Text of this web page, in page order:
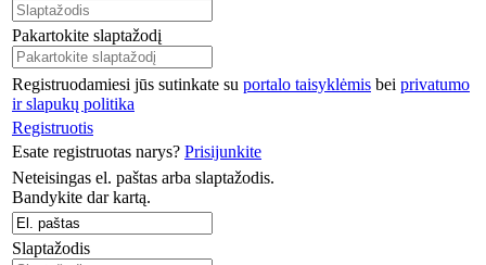
Pakartokite slaptažodį
Registruodamiesi jūs sutinkate su portalo taisyklėmis bei privatumo
ir slapukų politika
Registruotis
Esate registruotas narys? Prisijunkite
Neteisingas el. paštas arba slaptažodis.
Bandykite dar kartą.
Slaptažodis